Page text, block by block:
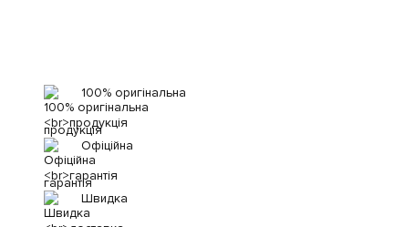
100% оригінальна
продукція
Офіційна
гарантія
Швидка